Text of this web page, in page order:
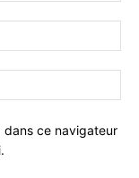
dans ce navigateur